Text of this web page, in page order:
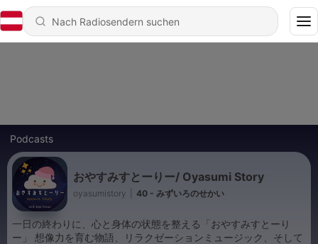
Podcasts
おやすみすとーりー/ Oyasumi Story
oyasumistory 40 - みずいろのせかい
一日の終わりに、心と身体の状態を整える「おやすみすとーり
ー」 想像力を育む物語、リラクゼーションミュージック、そして